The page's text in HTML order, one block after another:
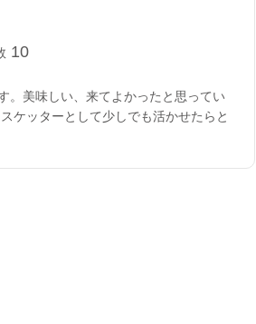
10
。美味しい、来てよかったと思ってい
ケッターとして少しでも活かせたらと